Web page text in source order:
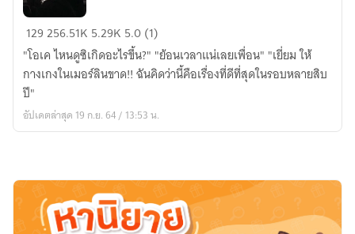
[Fic
Harry
potter]:Dyed
back
to
love
กลับ
ไป
รัก(ss/hp)
129256.51K 5.29K 5.0 (1)
"โอเค ไหนดูซิเกิดอะไรขึ้น?" "ย้อนเวลาแน่เลยเพื่อน" "เยี่ยม ให้
กางเกงในเมอร์ลินขาด!! ฉันคิดว่านี้คือเรื่องที่ดีที่สุดในรอบหลายสิบ
ปี"
อัปเดตล่าสุด 19 ก.ย. 64 / 13:53 น.